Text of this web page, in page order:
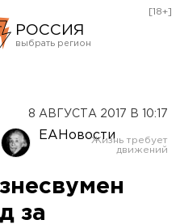
РОССИЯ
Оренбург
[18+]
8 АВГУСТА 2017 В 10:17
ЕАНовости
за